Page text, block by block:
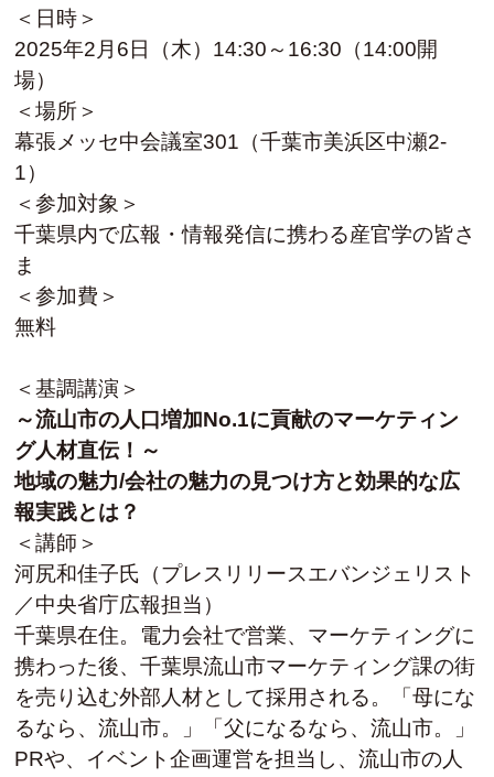
＜日時＞
2025年2月6日（木）14:30～16:30（14:00開
場）
＜場所＞
幕張メッセ中会議室301（千葉市美浜区中瀬2-
1）
＜参加対象＞
千葉県内で広報・情報発信に携わる産官学の皆さ
ま
＜参加費＞
無料
＜基調講演＞
～流山市の人口増加No.1に貢献のマーケティン
グ人材直伝！～
地域の魅力/会社の魅力の見つけ方と効果的な広
報実践とは？
＜講師＞
河尻和佳子氏（プレスリリースエバンジェリスト
／中央省庁広報担当）
千葉県在住。電力会社で営業、マーケティングに
携わった後、千葉県流山市マーケティング課の街
を売り込む外部人材として採用される。「母にな
るなら、流山市。」「父になるなら、流山市。」
PRや、イベント企画運営を担当し、流山市の人